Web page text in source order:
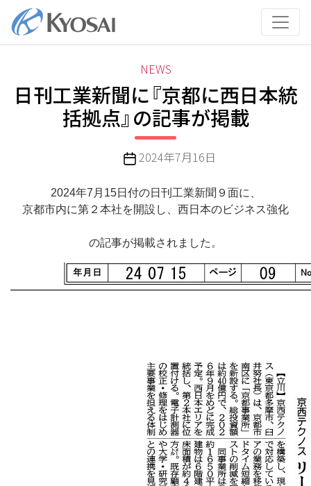
テ
カ
テ
ゴ
リ
ー
NEWS
日刊工業新聞に『京都に西日本統
括拠点』の記事が掲載
投
日
2024年7月16日
2024年7月15日付の日刊工業新聞９面に、
京都市内に第２本社を開設し、西日本のビジネス強化
の記事が掲載されました。